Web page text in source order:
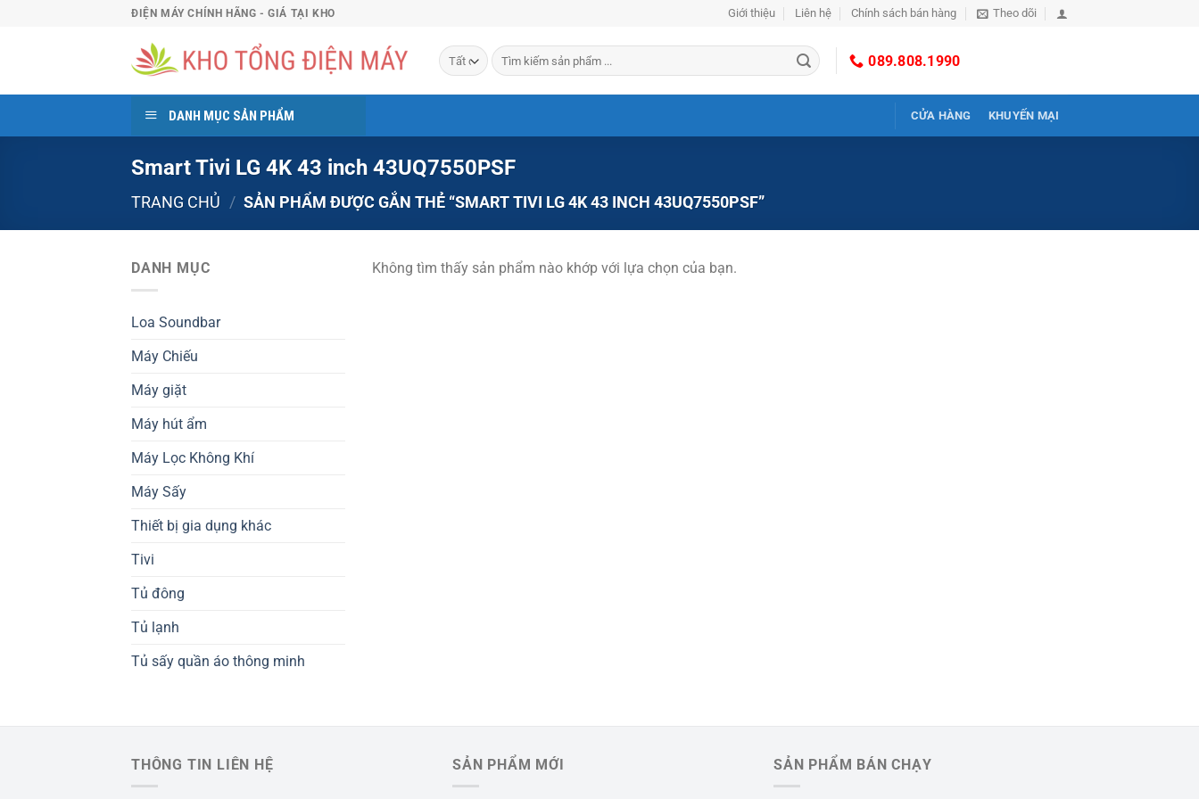
ĐIỆN MÁY CHÍNH HÃNG - GIÁ TẠI KHO Giới thiệu Liên hệ Chính sách bán hàng Theo dõi
Tìm
kiếm:
089.808.1990
DANH MỤC SẢN PHẨM CỬA HÀNG KHUYẾN MẠI
Smart Tivi LG 4K 43 inch 43UQ7550PSF
TRANG CHỦ / SẢN PHẨM ĐƯỢC GẮN THẺ “SMART TIVI LG 4K 43 INCH 43UQ7550PSF”
DANH MỤC
Loa Soundbar
Máy Chiếu
Máy giặt
Máy hút ẩm
Máy Lọc Không Khí
Máy Sấy
Thiết bị gia dụng khác
Tivi
Tủ đông
Tủ lạnh
Tủ sấy quần áo thông minh
Không tìm thấy sản phẩm nào khớp với lựa chọn của bạn.
THÔNG TIN LIÊN HỆ SẢN PHẨM MỚI SẢN PHẨM BÁN CHẠY